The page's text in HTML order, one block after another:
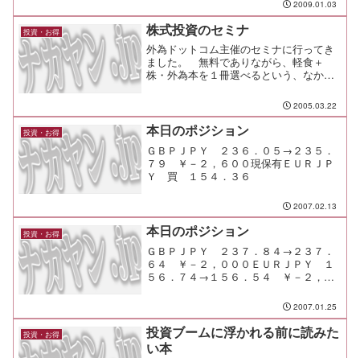
2009.01.03
投資・お得 株式投資のセミナ
外為ドットコム主催のセミナに行ってき
ました。 無料でありながら、軽食＋
株・外為本を１冊選べるという、なかな
2005.03.22
投資・お得 本日のポジション
ＧＢＰＪＰＹ ２３６．０５→２３５．
７９ ￥－２，６００現保有ＥＵＲＪＰ
Ｙ 買 １５４．３６
2007.02.13
投資・お得 本日のポジション
ＧＢＰＪＰＹ ２３７．８４→２３７．
６４ ￥－２，０００ＥＵＲＪＰＹ １
５６．７４→１５６．５４ ￥－２，０
んか、ほとんど今日は自動売買だなー。
Ｓ／Ｌに引っかかったり、下の買指に引
っかかったり。さ、次の売...
2007.01.25
投資・お得
投資ブームに浮かれる前に読みた
い本